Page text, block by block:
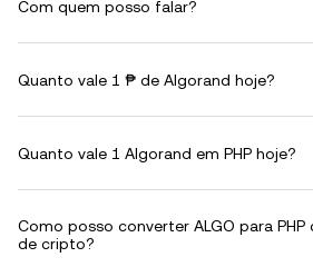
Com quem posso falar?
Quanto vale 1 ₱ de Algorand hoje?
Quanto vale 1 Algorand em PHP hoje?
Como posso converter ALGO para
de cripto?